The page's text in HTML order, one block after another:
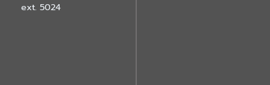
ext. 5024